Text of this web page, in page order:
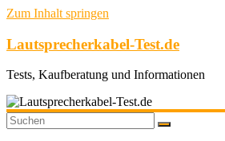
Zum Inhalt springen
Lautsprecherkabel-Test.de
Tests, Kaufberatung und Informationen